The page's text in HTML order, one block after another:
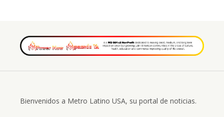
Bienvenidos a Metro Latino USA, su portal de noticias.